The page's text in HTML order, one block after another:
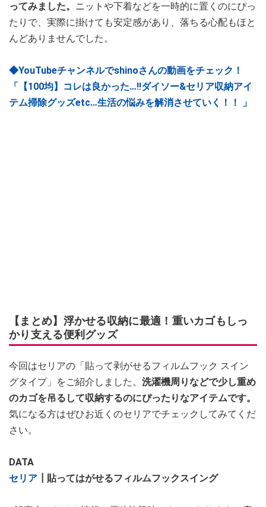
ってみました。 ニットや下着などを一時的に置くのにぴっ
たりで、実際に掛けても安定感があり、落ちる心配もほと
んどありませんでした。
◆YouTubeチャンネルでshinoさんの動画をチェック！
「【100均】コレは良かった…‼︎ダイソー&セリア収納アイ
テム掃除グッズetc…生活の悩みを解消させていく！！ 」
【まとめ】浮かせる収納に最適！重いカゴもしっ
かり支える便利グッズ
今回はセリアの「貼って剥がせるフィルムフック スイン
グタイプ」をご紹介しました。 洗濯機周りなどで少し重め
のカゴを吊るして収納するのにぴったりなアイテムです。
気になる方はぜひお近くのセリアでチェックしてみてくだ
さい。
DATA
セリア
貼ってはがせるフィルムフックスイング